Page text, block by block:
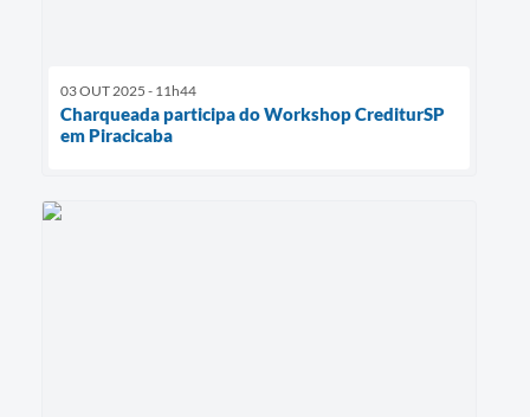
03 OUT 2025 - 11h44
Charqueada participa do Workshop CrediturSP
em Piracicaba